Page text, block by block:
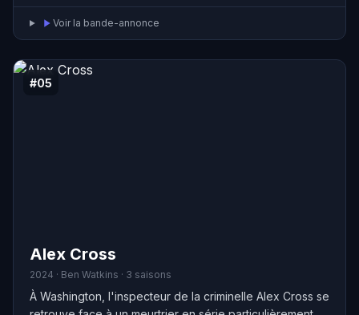
Voir la bande-annonce
#05
Alex Cross
2024 · Ben Watkins · 3 saisons
À Washington, l'inspecteur de la criminelle Alex Cross se